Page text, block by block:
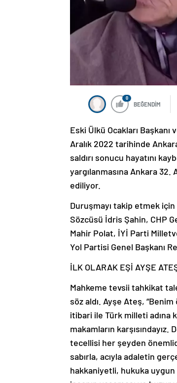
Aralık 2022 tarihinde
saldırı sonucu hayatını
yargılanmasına Ankara 32.
ediliyor.
Sözcüsü İdris Şahin, CHP
Mahir Polat, İYİ Parti
Yol Partisi Genel Başkanı
söz aldı. Ayşe Ateş,
itibari ile Türk milleti adına
makamların
tecellisi her şeyden
sabırla, acıyla adaletin
hakkaniyetli, hukuka uygun
insanın yaşaması ve